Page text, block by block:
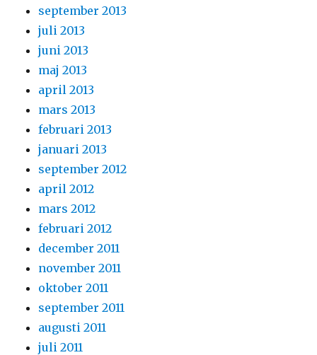
september 2013
juli 2013
juni 2013
maj 2013
april 2013
mars 2013
februari 2013
januari 2013
september 2012
april 2012
mars 2012
februari 2012
december 2011
november 2011
oktober 2011
september 2011
augusti 2011
juli 2011